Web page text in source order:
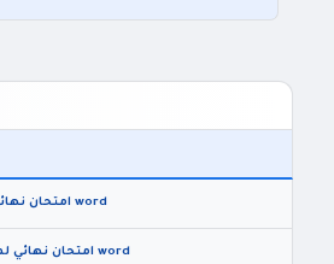
word امتحان نهائي لغة عربية صف سابع فصل ثاني 2026 مع الاجابات النموذجية
word امتحان نهائي لمادة اللغة الانجليزية للصف العاشر الفصل الثاني 2026 مع الاجابات